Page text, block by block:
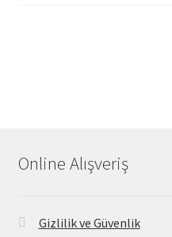
Online Alışveriş
Gizlilik ve Güvenlik